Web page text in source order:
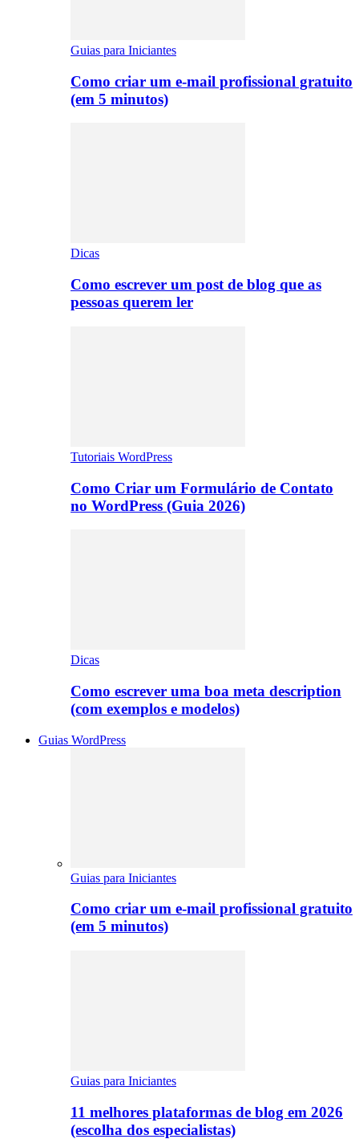
Guias para Iniciantes
Como criar um e-mail profissional gratuito
(em 5 minutos)
Dicas
Como escrever um post de blog que as
pessoas querem ler
Tutoriais WordPress
Como Criar um Formulário de Contato
no WordPress (Guia 2026)
Dicas
Como escrever uma boa meta description
(com exemplos e modelos)
Guias WordPress
Guias para Iniciantes
Como criar um e-mail profissional gratuito
(em 5 minutos)
Guias para Iniciantes
11 melhores plataformas de blog em 2026
(escolha dos especialistas)